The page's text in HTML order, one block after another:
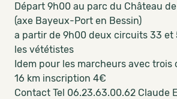
Départ 9h00 au parc du Château de
(axe Bayeux-Port en Bessin)
a partir de 9h00 deux circuits 33 et
les vététistes
Idem pour les marcheurs avec
16 km inscription 4€
Contact Tel 06.23.63.00.62 Claude